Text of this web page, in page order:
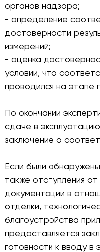
органов надзора;
- определение
достоверности
измерений;
- оценка
условии, что
проводился на этапе
По окончании
сдаче в
заключение о
Если были
также отступления
документации в
отделки,
благоустройства
предоставляется
готовности к вводу в